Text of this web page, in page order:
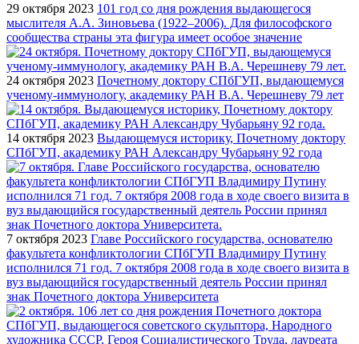
29 октября 2023 101 год со дня рождения выдающегося
мыслителя А.А. Зиновьева (1922–2006). Для философского
сообщества страны эта фигура имеет особое значение
24 октября 2023 Почетному доктору СПбГУП, выдающемуся
ученому-иммунологу, академику РАН В.А. Черешневу 79 лет
14 октября 2023 Выдающемуся историку, Почетному доктору
СПбГУП, академику РАН Александру Чубарьяну 92 года
7 октября 2023 Главе Российского государства, основателю
факультета конфликтологии СПбГУП Владимиру Путину
исполнился 71 год. 7 октября 2008 года в ходе своего визита в
вуз выдающийся государственный деятель России принял
знак Почетного доктора Университета